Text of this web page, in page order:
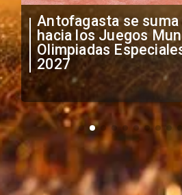
"Falta de
anuncia medidas por
irregular de
extranjeros